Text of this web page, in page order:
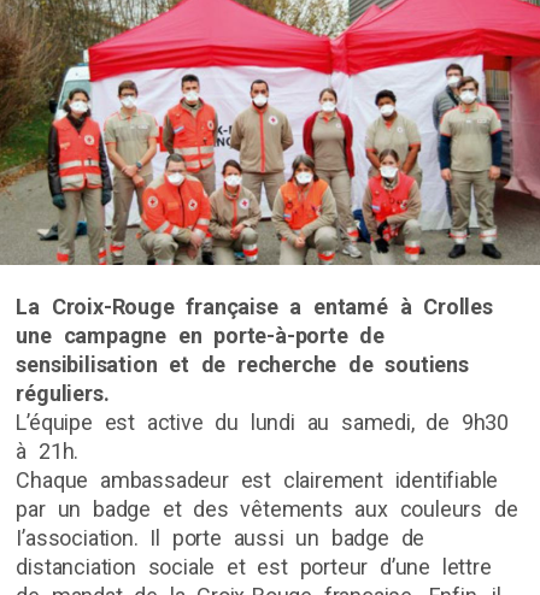
La Croix-Rouge française a entamé à Crolles
une campagne en porte-à-porte de
sensibilisation et de recherche de soutiens
réguliers.
L’équipe est active du lundi au samedi, de 9h30
à 21h.
Chaque ambassadeur est clairement identifiable
par un badge et des vêtements aux couleurs de
I’association. Il porte aussi un badge de
distanciation sociale et est porteur d’une lettre